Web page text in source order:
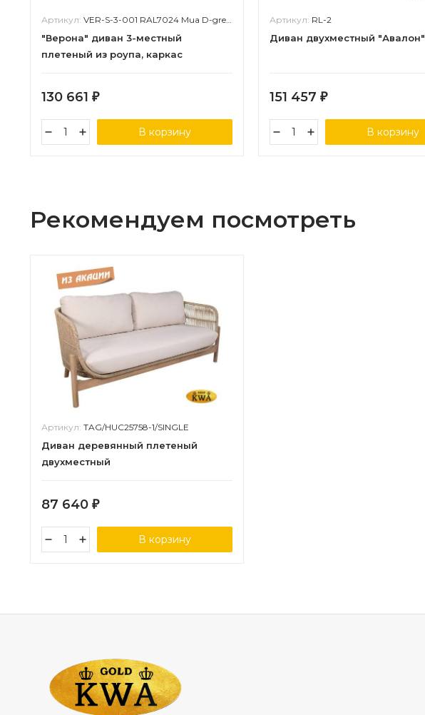
Артикул: VER-S-3-001 RAL7024 Mua D-grey(D-gray027)
"Верона" диван 3-местный
плетеный из роупа, каркас
ткань темно-серая 027
130 661 ₽
В корзину
Артикул: RL-2
Диван двухместный "Авалон"
151 457 ₽
В корзину
Рекомендуем посмотреть
Артикул: TAG/HUC25758-1/SINGLE
Диван деревянный плетеный
двухместный
87 640 ₽
В корзину